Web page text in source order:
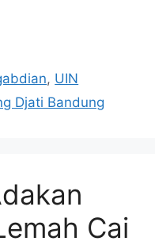
, UIN
Djati Bandung
Cai